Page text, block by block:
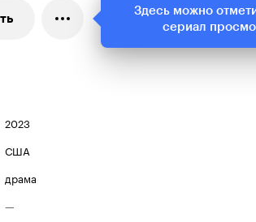
2023
США
драма
—
Здесь можно
сериал